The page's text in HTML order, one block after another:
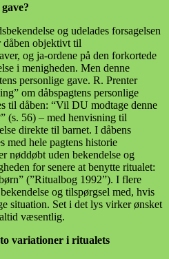
og udelades forsagelsen
dåben objektivt til
og ja-ordene på den forkortede
i menigheden. Men denne
personlige gave. R. Prenter
om dåbspagtens personlige
til dåben: “Vil DU modtage denne
(s. 56) – med henvisning til
direkte til barnet. I dåbens
med hele pagtens historie
nøddøbt uden bekendelse og
for senere at benytte ritualet:
(”Ritualbog 1992”). I flere
og tilspørgsel med, hvis
situation. Set i det lys virker ønsket
væsentlig.
variationer i ritualets